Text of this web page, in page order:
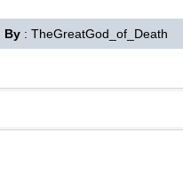
By : TheGreatGod_of_Death